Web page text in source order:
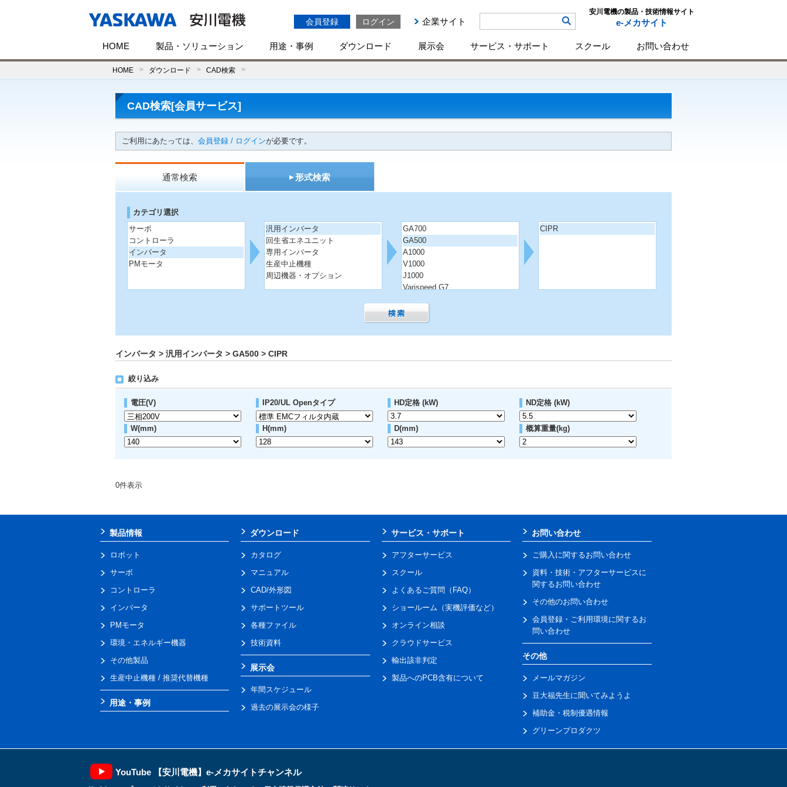
会員登録 ログイン 企業サイト
安川電機の製品・技術情報サイト
e-メカサイト
HOME 製品・ソリューション 用途・事例 ダウンロード 展示会 サービス・サポート スクール お問い合わせ
HOME ダウンロード CAD検索
CAD検索[会員サービス]
ご利用にあたっては、 会員登録 / ログインが必要です。
通常検索 形式検索
カテゴリ選択
サーボ
コントローラ
インバータ
PMモータ
汎用インバータ
回生省エネユニット
専用インバータ
生産中止機種
周辺機器・オプション
GA700
GA500
A1000
V1000
J1000
Varispeed G7
CIPR
インバータ > 汎用インバータ > GA500 > CIPR
絞り込み
電圧(V) IP20/UL Openタイプ HD定格 (kW) ND定格 (kW)
W(mm) H(mm) D(mm) 概算重量(kg)
0件表示
製品情報
ロボット
サーボ
コントローラ
インバータ
PMモータ
環境・エネルギー機器
その他製品
生産中止機種 / 推奨代替機種
用途・事例
ダウンロード
カタログ
マニュアル
CAD/外形図
サポートツール
各種ファイル
技術資料
展示会
年間スケジュール
過去の展示会の様子
サービス・サポート
アフターサービス
スクール
よくあるご質問（FAQ）
ショールーム（実機評価など）
オンライン相談
クラウドサービス
輸出該非判定
製品へのPCB含有について
お問い合わせ
ご購入に関するお問い合わせ
資料・技術・アフターサービスに
関するお問い合わせ
その他のお問い合わせ
会員登録・ご利用環境に関するお
問い合わせ
その他
メールマガジン
豆大福先生に聞いてみようよ
補助金・税制優遇情報
グリーンプロダクツ
YouTube 【安川電機】e-メカサイトチャンネル